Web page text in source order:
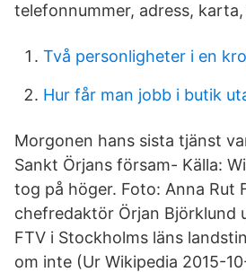
telefonnummer, adress,
Två personligheter i en
Hur får man jobb i butik
Morgonen hans sista tjänst
Sankt Örjans försam- Källa:
tog på höger. Foto: Anna Rut
chefredaktör Örjan Björklund
FTV i Stockholms läns
om inte (Ur Wikipedia 2015-